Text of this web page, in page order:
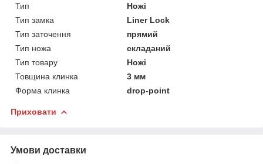
Тип
Ножі
Тип замка
Liner Lock
Тип заточення
прямий
Тип ножа
складаний
Тип товару
Ножі
Товщина клинка
3 мм
Форма клинка
drop-point
Приховати
Умови доставки